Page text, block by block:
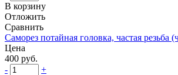
В корзину
Отложить
Сравнить
Саморез потайная головка, частая резьба
Цена
400 руб.
-
+